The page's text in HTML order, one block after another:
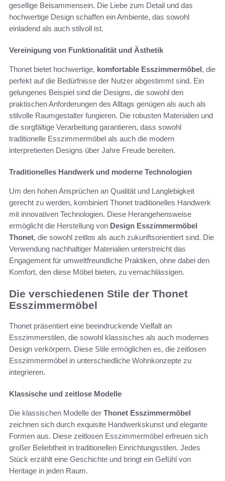
gesellige Beisammensein. Die Liebe zum Detail und das
hochwertige Design schaffen ein Ambiente, das sowohl
einladend als auch stilvoll ist.
Vereinigung von Funktionalität und Ästhetik
Thonet bietet hochwertige, komfortable Esszimmermöbel, die
perfekt auf die Bedürfnisse der Nutzer abgestimmt sind. Ein
gelungenes Beispiel sind die Designs, die sowohl den
praktischen Anforderungen des Alltags genügen als auch als
stilvolle Raumgestalter fungieren. Die robusten Materialien und
die sorgfältige Verarbeitung garantieren, dass sowohl
traditionelle Esszimmermöbel als auch die modern
interpretierten Designs über Jahre Freude bereiten.
Traditionelles Handwerk und moderne Technologien
Um den hohen Ansprüchen an Qualität und Langlebigkeit
gerecht zu werden, kombiniert Thonet traditionelles Handwerk
mit innovativen Technologien. Diese Herangehensweise
ermöglicht die Herstellung von Design Esszimmermöbel
Thonet, die sowohl zeitlos als auch zukunftsorientiert sind. Die
Verwendung nachhaltiger Materialien unterstreicht das
Engagement für umweltfreundliche Praktiken, ohne dabei den
Komfort, den diese Möbel bieten, zu vernachlässigen.
Die verschiedenen Stile der Thonet
Esszimmermöbel
Thonet präsentiert eine beeindruckende Vielfalt an
Esszimmerstilen, die sowohl klassisches als auch modernes
Design verkörpern. Diese Stile ermöglichen es, die zeitlosen
Esszimmermöbel in unterschiedliche Wohnkonzepte zu
integrieren.
Klassische und zeitlose Modelle
Die klassischen Modelle der Thonet Esszimmermöbel
zeichnen sich durch exquisite Handwerkskunst und elegante
Formen aus. Diese zeitlosen Esszimmermöbel erfreuen sich
großer Beliebtheit in traditionellen Einrichtungsstilen. Jedes
Stück erzählt eine Geschichte und bringt ein Gefühl von
Heritage in jeden Raum.